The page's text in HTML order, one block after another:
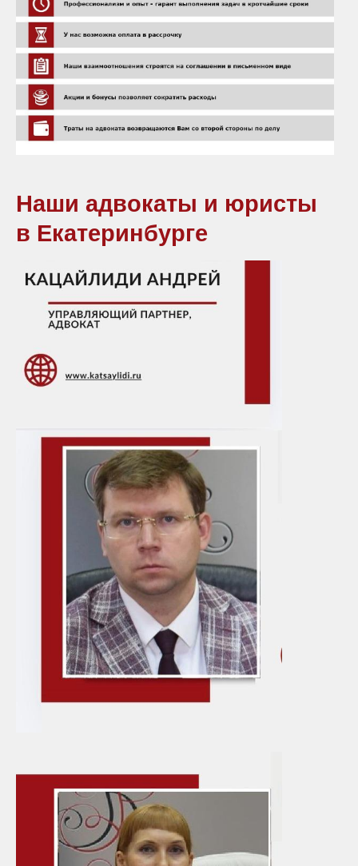
Наши адвокаты и юристы
в Екатеринбурге